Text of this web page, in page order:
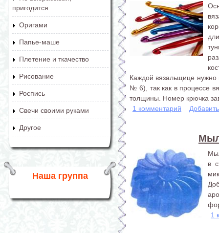
пригодится
Оригами
Папье-маше
Плетение и ткачество
Рисование
Роспись
Свечи своими руками
Другое
Наша группа
Каждой вязальщице
№ 6), так как в процессе
толщины. Номер крючка
1 комментарий
в
1